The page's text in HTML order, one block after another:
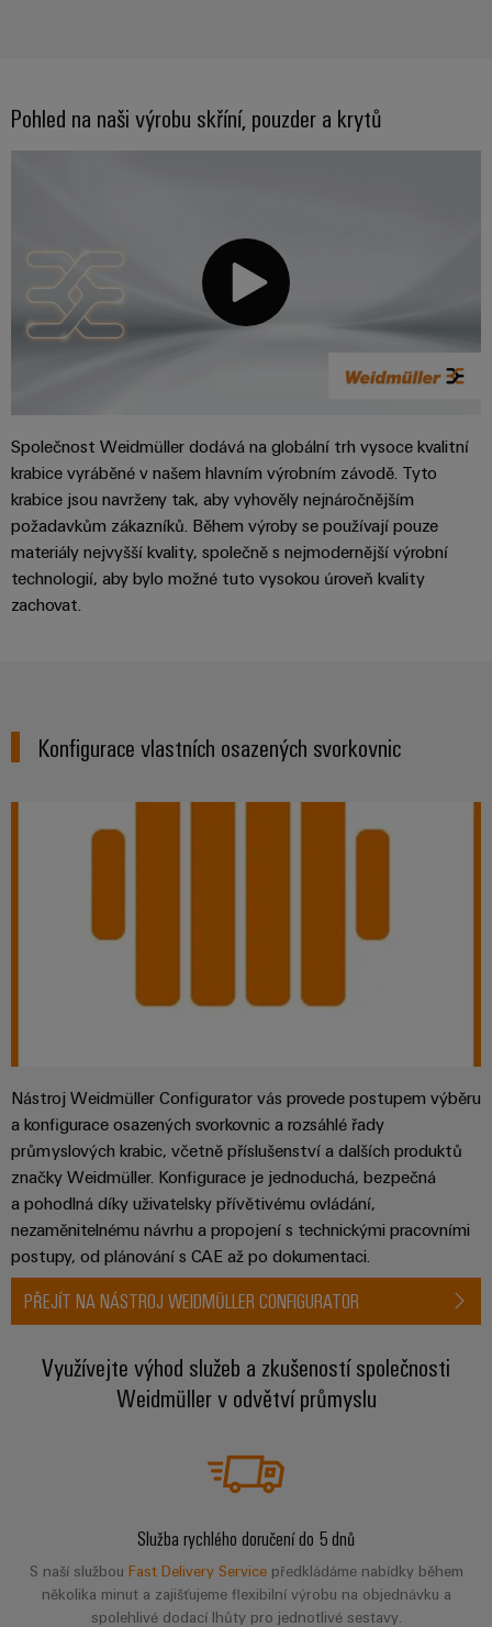
Pohled na naši výrobu skříní, pouzder a krytů
Společnost Weidmüller dodává na globální trh vysoce kvalitní
krabice vyráběné v našem hlavním výrobním závodě. Tyto
krabice jsou navrženy tak, aby vyhověly nejnáročnějším
požadavkům zákazníků. Během výroby se používají pouze
materiály nejvyšší kvality, společně s nejmodernější výrobní
technologií, aby bylo možné tuto vysokou úroveň kvality
zachovat.
Konfigurace vlastních osazených svorkovnic
Nástroj Weidmüller Configurator vás provede postupem výběru
a konfigurace osazených svorkovnic a rozsáhlé řady
průmyslových krabic, včetně příslušenství a dalších produktů
značky Weidmüller. Konfigurace je jednoduchá, bezpečná
a pohodlná díky uživatelsky přívětivému ovládání,
nezaměnitelnému návrhu a propojení s technickými pracovními
postupy, od plánování s CAE až po dokumentaci.
PŘEJÍT NA NÁSTROJ WEIDMÜLLER CONFIGURATOR
Využívejte výhod služeb a zkušeností společnosti
Weidmüller v odvětví průmyslu
Služba rychlého doručení do 5 dnů
S naší službou Fast Delivery Servicepředkládáme nabídky během
několika minut a zajišťujeme flexibilní výrobu na objednávku a
spolehlivé dodací lhůty pro jednotlivé sestavy.